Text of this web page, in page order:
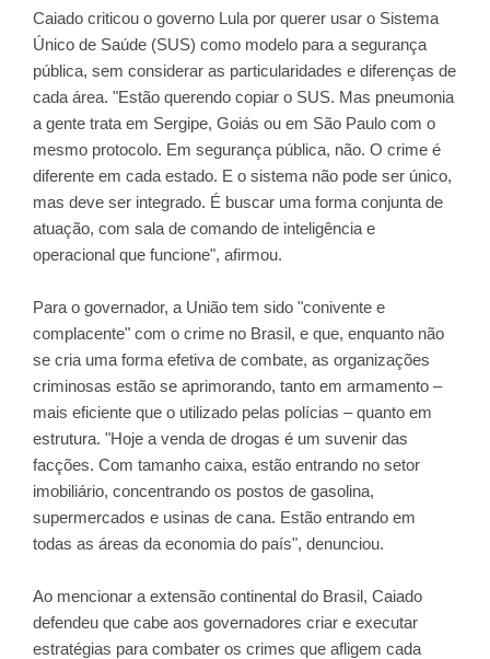
Caiado criticou o governo Lula por querer usar o Sistema
Único de Saúde (SUS) como modelo para a segurança
pública, sem considerar as particularidades e diferenças de
cada área. "Estão querendo copiar o SUS. Mas pneumonia
a gente trata em Sergipe, Goiás ou em São Paulo com o
mesmo protocolo. Em segurança pública, não. O crime é
diferente em cada estado. E o sistema não pode ser único,
mas deve ser integrado. É buscar uma forma conjunta de
atuação, com sala de comando de inteligência e
operacional que funcione", afirmou.
Para o governador, a União tem sido "conivente e
complacente" com o crime no Brasil, e que, enquanto não
se cria uma forma efetiva de combate, as organizações
criminosas estão se aprimorando, tanto em armamento –
mais eficiente que o utilizado pelas polícias – quanto em
estrutura. "Hoje a venda de drogas é um suvenir das
facções. Com tamanho caixa, estão entrando no setor
imobiliário, concentrando os postos de gasolina,
supermercados e usinas de cana. Estão entrando em
todas as áreas da economia do país", denunciou.
Ao mencionar a extensão continental do Brasil, Caiado
defendeu que cabe aos governadores criar e executar
estratégias para combater os crimes que afligem cada